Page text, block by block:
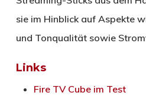
sie im Hinblick auf Aspekte
und Tonqualität sowie
Links
Fire TV Cube im Test